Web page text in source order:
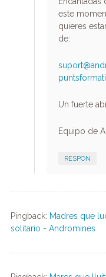
este
quieres
de:
Un fuerte
Equipo de
RESPON
Pingback: Madres que
solitario - Andromines